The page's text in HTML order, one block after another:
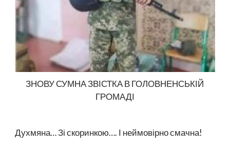
ЗНОВУ СУМНА ЗВІСТКА В ГОЛОВНЕНСЬКІЙ
ГРОМАДІ
Духмяна… Зі скоринкою…. І неймовірно смачна!